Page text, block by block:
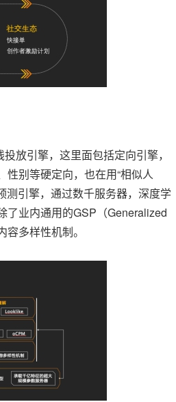
放引擎，这里面包括定向引擎，
别等硬定向，也在用“相似人
测引擎，通过数千服务器，深度学
了业内通用的GSP（Generalized
多样性机制。